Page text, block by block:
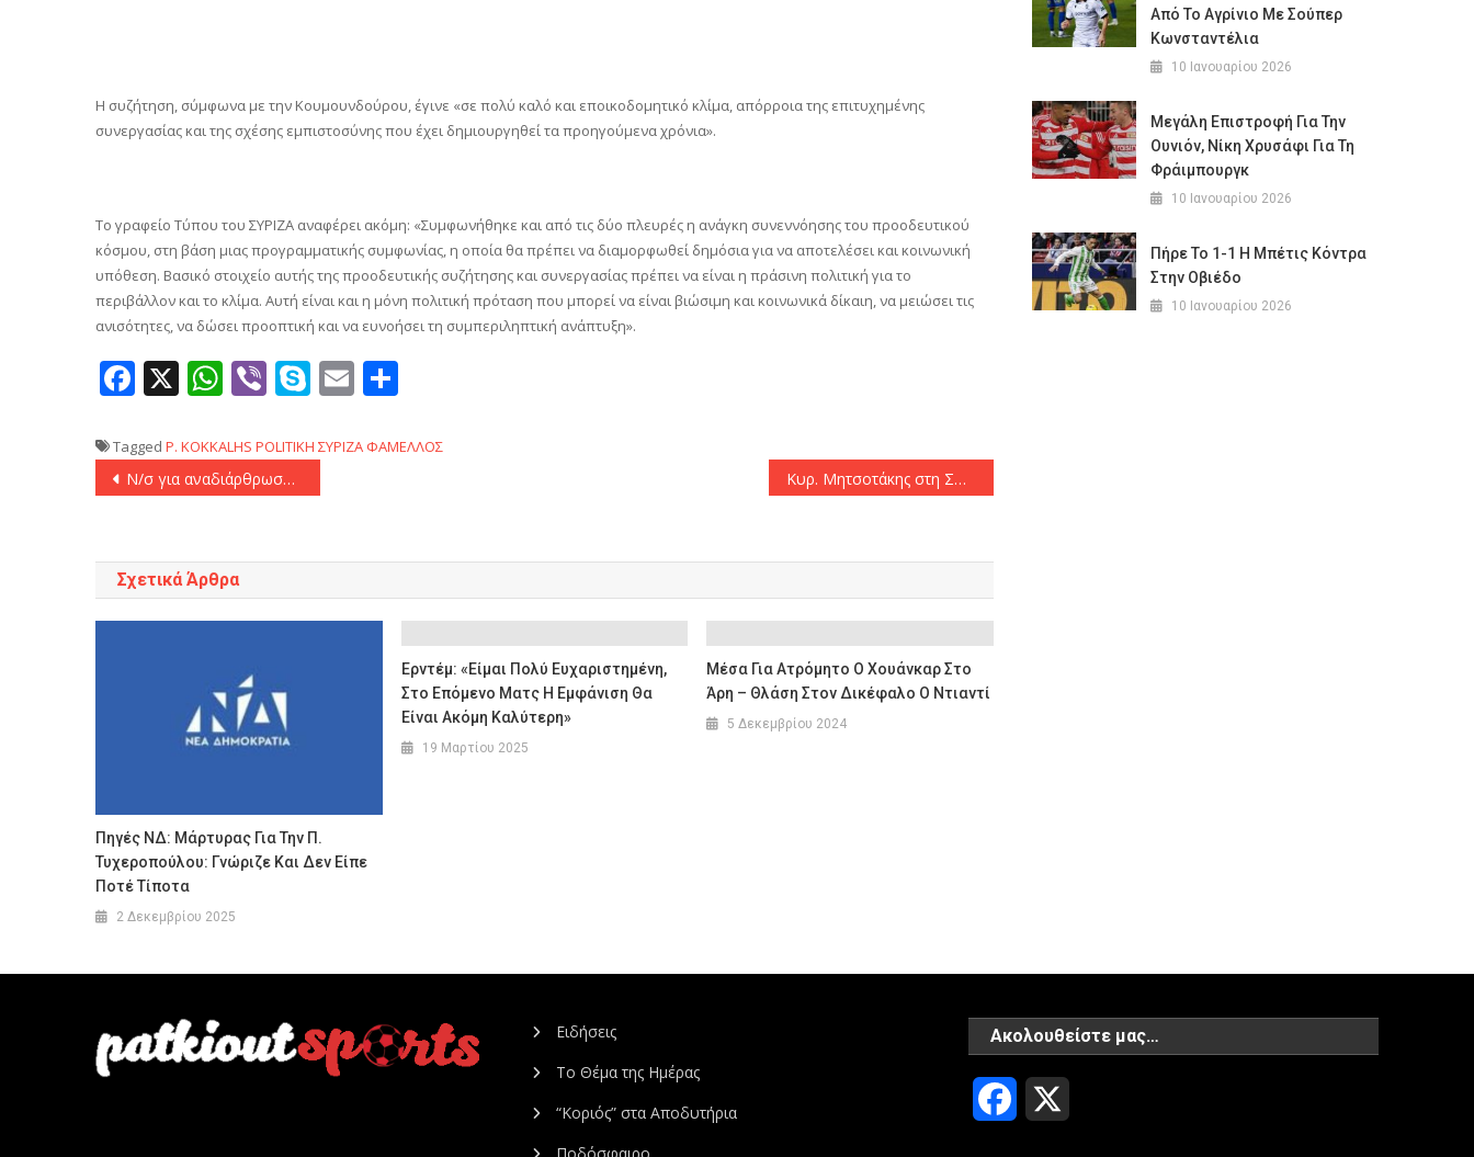
Η συζήτηση, σύμφωνα με την Κουμουνδούρου, έγινε «σε πολύ καλό και εποικοδομητικό κλίμα, απόρροια της επιτυχημένης
συνεργασίας και της σχέσης εμπιστοσύνης που έχει δημιουργηθεί τα προηγούμενα χρόνια».
Το γραφείο Τύπου του ΣΥΡΙΖΑ αναφέρει ακόμη: «Συμφωνήθηκε και από τις δύο πλευρές η ανάγκη συνεννόησης του προοδευτικού
κόσμου, στη βάση μιας προγραμματικής συμφωνίας, η οποία θα πρέπει να διαμορφωθεί δημόσια για να αποτελέσει και κοινωνική
υπόθεση. Βασικό στοιχείο αυτής της προοδευτικής συζήτησης και συνεργασίας πρέπει να είναι η πράσινη πολιτική για το
περιβάλλον και το κλίμα. Αυτή είναι και η μόνη πολιτική πρόταση που μπορεί να είναι βιώσιμη και κοινωνικά δίκαιη, να μειώσει τις
ανισότητες, να δώσει προοπτική και να ευνοήσει τη συμπεριληπτική ανάπτυξη».
Facebook
X WhatsApp
ViberSkype
Email
Tagged P. KOKKALHS POLITIKH ΣΥΡΙΖΑ ΦΑΜΕΛΛΟΣ
Πλοήγηση
Ν/σ για αναδιάρθρωση των σιδηροδρόμων – Ν. Ταχιάος: «Το μετρό της Θεσσαλονίκης είναι ασφαλέστερο από οποιοδήποτε άλλο σιδηροδρομικό μέσο» Κυρ. Μητσοτάκης στη Σύνοδο Κορυφής στις Βρυξέλλες: «Είναι ανάγκη να υλοποιηθεί η έκθεση Ντράγκι – Μεγάλη η σημασία του Διαδρόμου Ινδίας-Μέσης Ανατολής-Ευρώπης»
Σχετικά Άρθρα
Πηγές ΝΔ: Μάρτυρας Για Την Π.
Τυχεροπούλου: Γνώριζε Και Δεν Είπε
Ποτέ Τίποτα
2 Δεκεμβρίου 2025
Ερντέμ: «Είμαι Πολύ Ευχαριστημένη,
Στο Επόμενο Ματς Η Εμφάνιση Θα
Είναι Ακόμη Καλύτερη»
19 Μαρτίου 2025
Μέσα Για Ατρόμητο Ο Χουάνκαρ Στο
Άρη – Θλάση Στον Δικέφαλο Ο Ντιαντί
5 Δεκεμβρίου 2024
Από Το Αγρίνιο Με Σούπερ
Κωνσταντέλια
10 Ιανουαρίου 2026
Μεγάλη Επιστροφή Για Την
Ουνιόν, Νίκη Χρυσάφι Για Τη
Φράιμπουργκ
10 Ιανουαρίου 2026
Πήρε Το 1-1 Η Μπέτις Κόντρα
Στην Οβιέδο
10 Ιανουαρίου 2026
Ειδήσεις
Το Θέμα της Ημέρας
“Κοριός” στα Αποδυτήρια
Ακολουθείστε μας…
Facebook